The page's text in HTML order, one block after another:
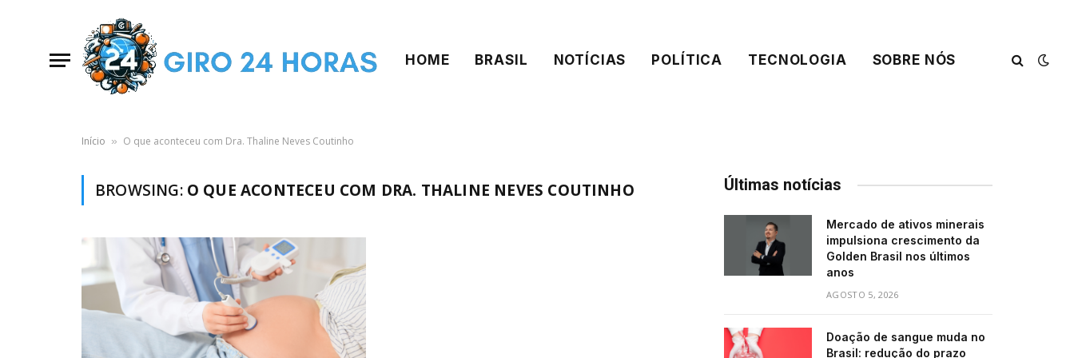
HOME BRASIL NOTÍCIAS POLÍTICA TECNOLOGIA SOBRE NÓS
Início » O que aconteceu com Dra. Thaline Neves Coutinho
BROWSING: O QUE ACONTECEU COM DRA. THALINE NEVES COUTINHO Últimas notícias
Mercado de ativos minerais
impulsiona crescimento da
Golden Brasil nos últimos
anos
AGOSTO 5, 2026
Doação de sangue muda no
Brasil: redução do prazo